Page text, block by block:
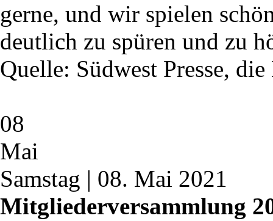
gerne, und wir spielen
deutlich zu spüren und zu
Quelle: Südwest Presse,
08
Mai
Samstag | 08. Mai 2021
Mitgliederversammlung